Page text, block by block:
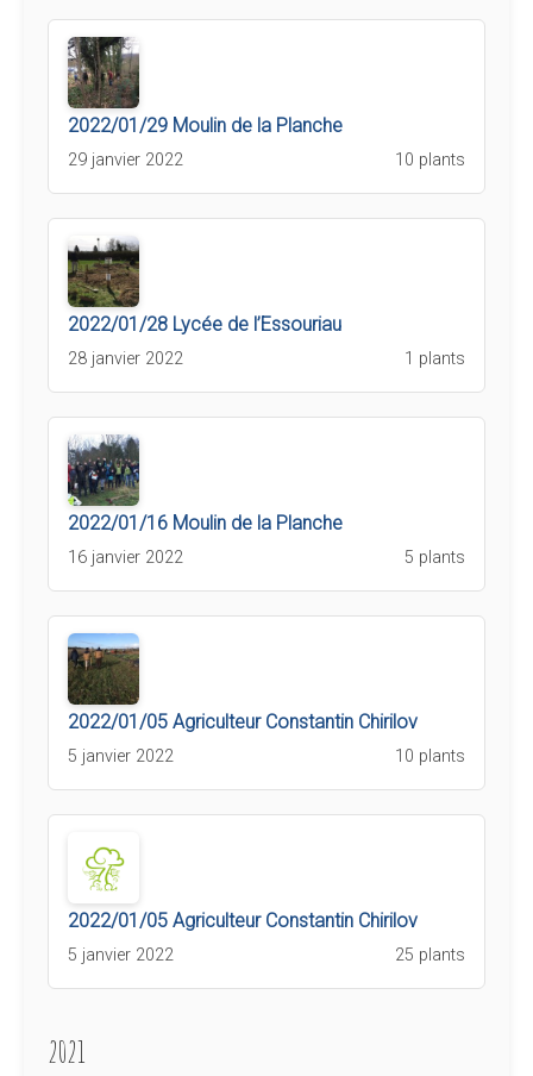
2022/01/29 Moulin de la Planche
29 janvier 2022 10 plants
2022/01/28 Lycée de l’Essouriau
28 janvier 2022 1 plants
2022/01/16 Moulin de la Planche
16 janvier 2022 5 plants
2022/01/05 Agriculteur Constantin Chirilov
5 janvier 2022 10 plants
2022/01/05 Agriculteur Constantin Chirilov
5 janvier 2022 25 plants
2021